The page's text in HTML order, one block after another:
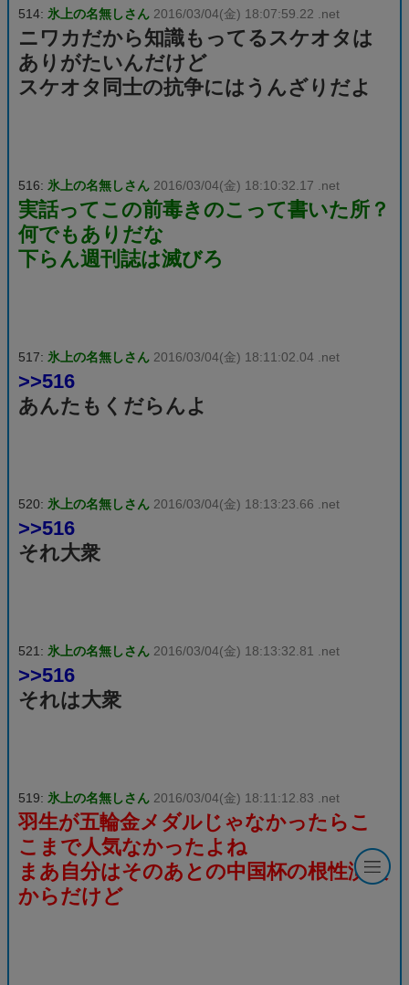
514: 氷上の名無しさん 2016/03/04(金) 18:07:59.22 .net
ニワカだから知識もってるスケオタは
ありがたいんだけど
スケオタ同士の抗争にはうんざりだよ
516: 氷上の名無しさん 2016/03/04(金) 18:10:32.17 .net
実話ってこの前毒きのこって書いた所？
何でもありだな
下らん週刊誌は滅びろ
517: 氷上の名無しさん 2016/03/04(金) 18:11:02.04 .net
>>516
あんたもくだらんよ
520: 氷上の名無しさん 2016/03/04(金) 18:13:23.66 .net
>>516
それ大衆
521: 氷上の名無しさん 2016/03/04(金) 18:13:32.81 .net
>>516
それは大衆
519: 氷上の名無しさん 2016/03/04(金) 18:11:12.83 .net
羽生が五輪金メダルじゃなかったらこ
こまで人気なかったよね
まあ自分はそのあとの中国杯の根性演技
からだけど